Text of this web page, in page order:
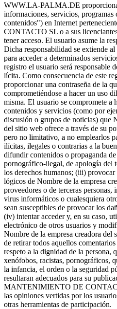
WWW.LA-PALMA.DE
informaciones, servicios, programas
contenidos") en Internet
CONTACTO SL o a sus
tener acceso. El usuario asume la
Dicha responsabilidad se extiende
para acceder a determinados
registro el usuario será responsable
lícita. Como consecuencia de este
proporcionar una contraseña de la
comprometiéndose a hacer un uso
misma. El usuario se compromete a
contenidos y servicios (como por
discusión o grupos de noticias) que
del sitio web ofrece a través de su
pero no limitativo, a no emplearlos
ilícitas, ilegales o contrarias a la
difundir contenidos o propaganda
pornográfico-ilegal, de apología del
los derechos humanos; (iii)
lógicos de Nombre de la empresa
proveedores o de terceras
virus informáticos o cualesquiera
sean susceptibles de provocar los
(iv) intentar acceder y, en su caso,
electrónico de otros usuarios y
Nombre de la empresa creadora del
de retirar todos aquellos
respeto a la dignidad de la persona,
xenófobos, racistas, pornográficos,
la infancia, el orden o la seguridad
resultaran adecuados para su
MANTENIMIENTO DE
las opiniones vertidas por los
otras herramientas de participación.